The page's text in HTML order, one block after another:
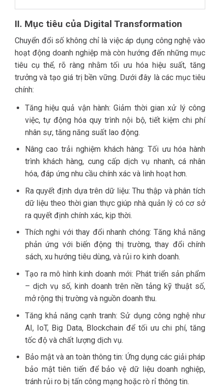
II. Mục tiêu của Digital Transformation
Chuyển đổi số không chỉ là việc áp dụng công nghệ vào
hoạt động doanh nghiệp mà còn hướng đến những mục
tiêu cụ thể, rõ ràng nhằm tối ưu hóa hiệu suất, tăng
trưởng và tạo giá trị bền vững. Dưới đây là các mục tiêu
chính:
Tăng hiệu quả vận hành: Giảm thời gian xử lý công
việc, tự động hóa quy trình nội bộ, tiết kiệm chi phí
nhân sự, tăng năng suất lao động.
Nâng cao trải nghiệm khách hàng: Tối ưu hóa hành
trình khách hàng, cung cấp dịch vụ nhanh, cá nhân
hóa, đáp ứng nhu cầu chính xác và linh hoạt hơn.
Ra quyết định dựa trên dữ liệu: Thu thập và phân tích
dữ liệu theo thời gian thực giúp nhà quản lý có cơ sở
ra quyết định chính xác, kịp thời.
Thích nghi với thay đổi nhanh chóng: Tăng khả năng
phản ứng với biến động thị trường, thay đổi chính
sách, xu hướng tiêu dùng, và rủi ro kinh doanh.
Tạo ra mô hình kinh doanh mới: Phát triển sản phẩm
– dịch vụ số, kinh doanh trên nền tảng kỹ thuật số,
mở rộng thị trường và nguồn doanh thu.
Tăng khả năng cạnh tranh: Sử dụng công nghệ như
AI, IoT, Big Data, Blockchain để tối ưu chi phí, tăng
tốc độ và chất lượng dịch vụ.
Bảo mật và an toàn thông tin: Ứng dụng các giải pháp
bảo mật tiên tiến để bảo vệ dữ liệu doanh nghiệp,
tránh rủi ro bị tấn công mạng hoặc rò rỉ thông tin.